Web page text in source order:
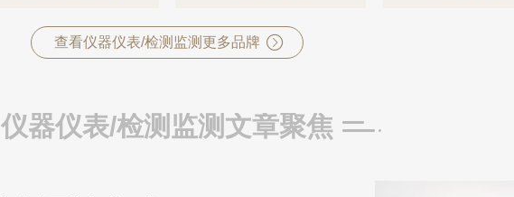
查看仪器仪表/检测监测更多品牌
仪器仪表/检测监测文章聚焦